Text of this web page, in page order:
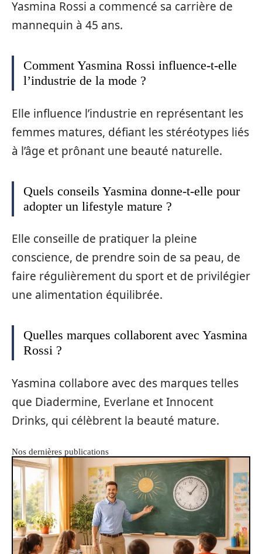
Yasmina Rossi a commencé sa carrière de
mannequin à 45 ans.
Comment Yasmina Rossi influence-t-elle
l’industrie de la mode ?
Elle influence l’industrie en représentant les
femmes matures, défiant les stéréotypes liés
à l’âge et prônant une beauté naturelle.
Quels conseils Yasmina donne-t-elle pour
adopter un lifestyle mature ?
Elle conseille de pratiquer la pleine
conscience, de prendre soin de sa peau, de
faire régulièrement du sport et de privilégier
une alimentation équilibrée.
Quelles marques collaborent avec Yasmina
Rossi ?
Yasmina collabore avec des marques telles
que Diadermine, Everlane et Innocent
Drinks, qui célèbrent la beauté mature.
Nos dernières publications